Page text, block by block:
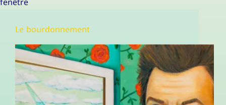
fenêtre
Le bourdonnement